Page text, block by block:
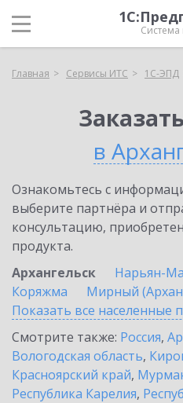
Главная Сервисы ИТС 1С-ЭПД
в
Ознакомьтесь с
выберите партнёра и
консультацию,
продукта.
Архангельск
Нарьян-
Коряжма
Мирный
Показать все населенные
Смотрите также: Россия,
Вологодская область,
Красноярский край,
Республика Карелия,